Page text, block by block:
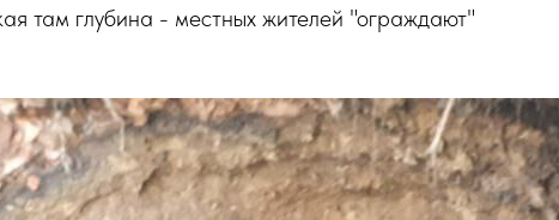
там глубина - местных жителей "ограждают"